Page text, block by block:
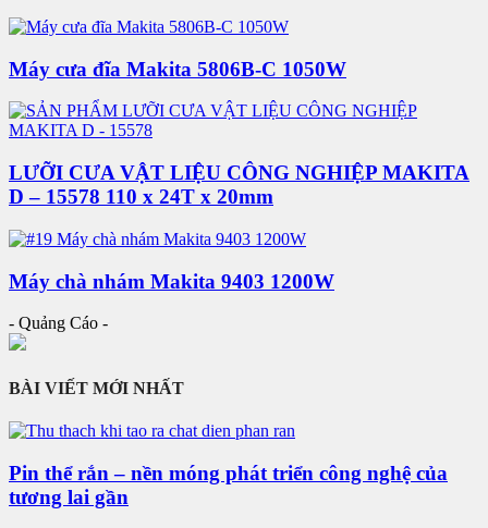
Máy cưa đĩa Makita 5806B-C 1050W
LƯỠI CƯA VẬT LIỆU CÔNG NGHIỆP MAKITA
D – 15578 110 x 24T x 20mm
Máy chà nhám Makita 9403 1200W
- Quảng Cáo -
BÀI VIẾT MỚI NHẤT
Pin thể rắn – nền móng phát triển công nghệ của
tương lai gần